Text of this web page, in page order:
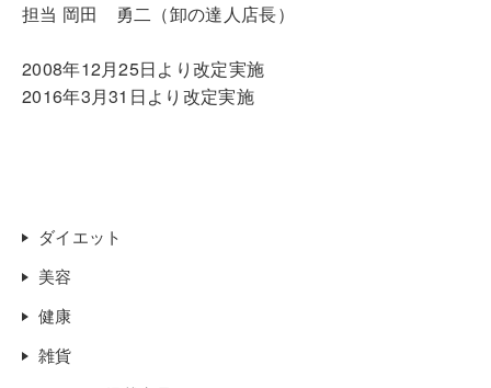
担当 岡田 勇二（卸の達人店長）
2008年12月25日より改定実施
2016年3月31日より改定実施
ダイエット
美容
健康
雑貨